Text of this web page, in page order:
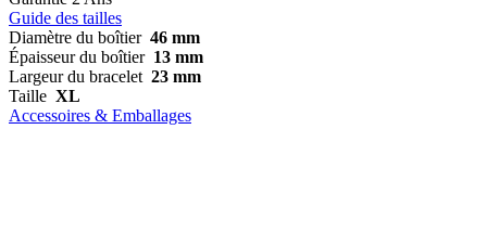
Guide des tailles
Diamètre du boîtier 46 mm
Épaisseur du boîtier 13 mm
Largeur du bracelet 23 mm
Taille XL
Accessoires & Emballages